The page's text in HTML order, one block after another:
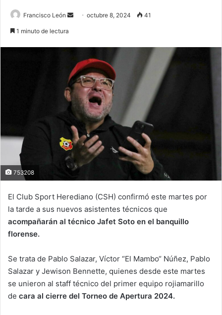
Francisco León
Sendoctubre 8, 2024 41
1 minuto de lectura
753208
El Club Sport Herediano (CSH) confirmó este martes por
la tarde a sus nuevos asistentes técnicos que
acompañarán al técnico Jafet Soto en el banquillo
florense.
Se trata de Pablo Salazar, Víctor “El Mambo“ Núñez, Pablo
Salazar y Jewison Bennette, quienes desde este martes
se unieron al staff técnico del primer equipo rojiamarillo
de cara al cierre del Torneo de Apertura 2024.